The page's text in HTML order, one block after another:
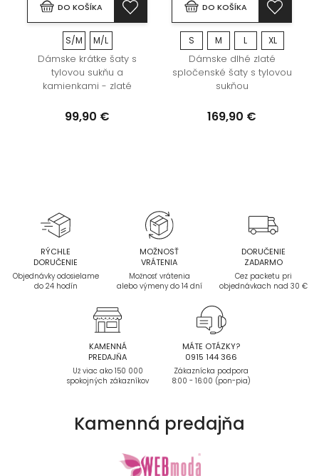
DO KOŠÍKA
S/M M/L
Dámske krátke šaty s
tylovou sukňu a
kamienkami - zlaté
99,90 €
DO KOŠÍKA
S M L XL
Dámske dlhé zlaté
spločenské šaty s tylovou
sukňou
169,90 €
RÝCHLE
DORUČENIE
Objednávky odosielame
do 24 hodín
MOŽNOSŤ
VRÁTENIA
Možnosť vrátenia
alebo výmeny do 14 dní
DORUČENIE
ZADARMO
Cez packetu pri
objednávkach nad 30 €
KAMENNÁ
PREDAJŇA
Už viac ako 150 000
spokojných zákazníkov
MÁTE OTÁZKY?
0915 144 366
Zákaznícka podpora
8:00 - 16:00 (pon-pia)
Kamenná predajňa